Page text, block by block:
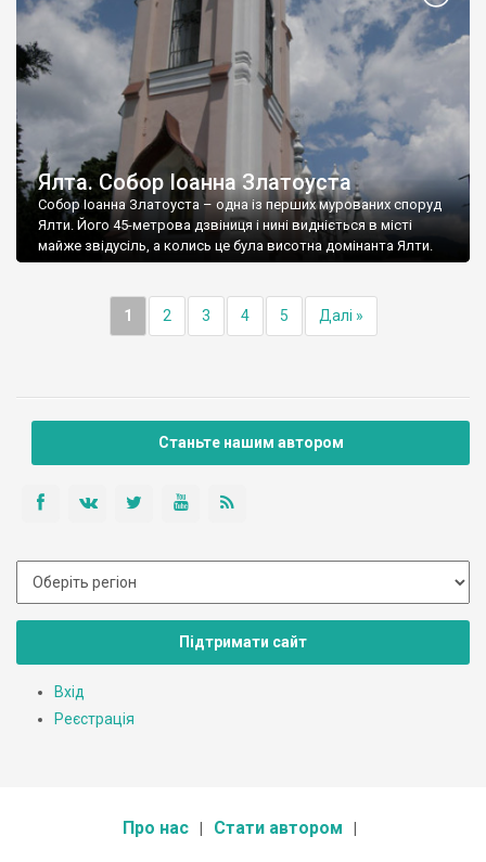
Ялта. Собор Іоанна Златоуста
Собор Іоанна Златоуста – одна із перших мурованих споруд
Ялти. Його 45-метрова дзвіниця і нині видніється в місті
майже звідусіль, а колись це була висотна домінанта Ялти.
1 2 3 4 5 Далі »
Станьте нашим автором
Підтримати сайт
Вхід
Реєстрація
Про нас Стати автором